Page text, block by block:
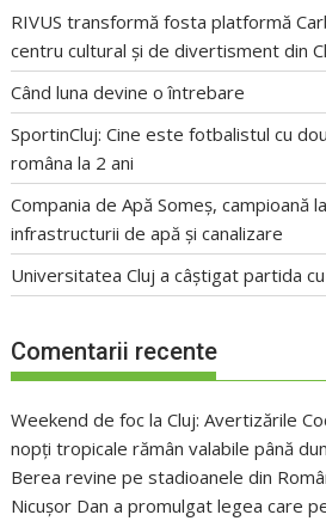
RIVUS transformă fosta platformă
centru cultural și de divertisment din
Când luna devine o întrebare
SportinCluj: Cine este fotbalistul cu
româna la 2 ani
Compania de Apă Someș, campioană
infrastructurii de apă și canalizare
Universitatea Cluj a câștigat partida
Comentarii recente
Weekend de foc la Cluj: Avertizările
nopți tropicale rămân valabile până
Berea revine pe stadioanele din
Nicușor Dan a promulgat legea care